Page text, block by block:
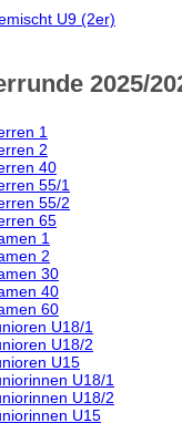
U9 (2er)
2025/
1
2
40
55/1
55/2
65
1
2
30
40
60
U18/1
U18/2
U15
U18/1
U18/2
U15